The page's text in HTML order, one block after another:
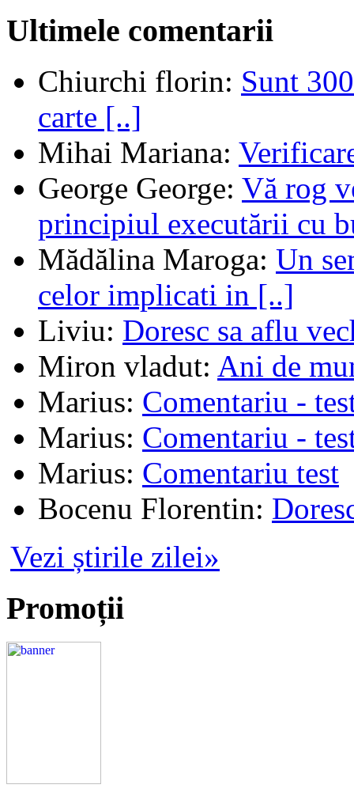
Ultimele comentarii
Chiurchi florin: Sunt
carte [..]
Mihai Mariana:
George George: Vă rog
principiul executării cu
Mădălina Maroga: Un
celor implicati in [..]
Liviu: Doresc sa aflu
Miron vladut: Ani de
Marius: Comentariu -
Marius: Comentariu -
Marius: Comentariu test
Bocenu Florentin:
Vezi știrile zilei»
Promoții